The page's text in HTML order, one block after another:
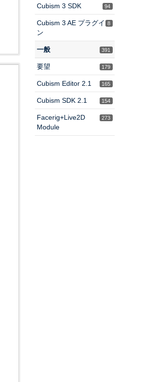
94
Cubism 3 SDK
8
Cubism 3 AE プラグイ
ン
391
一般
179
要望
165
Cubism Editor 2.1
154
Cubism SDK 2.1
273
Facerig+Live2D
Module